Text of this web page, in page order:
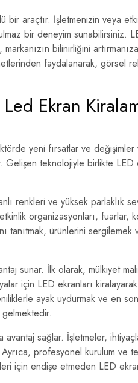
araçtır. İşletmenizin veya
bir deneyim sunabilirsiniz.
bilinirliğini
faydalanarak, görsel
Ekran
yeni fırsatlar ve değişimler
Gelişen teknolojiyle birlikte
renkleri ve yüksek parlaklık
organizasyonları, fuarlar,
tanıtmak, ürünlerini
sunar. İlk olarak, mülkiyet
için LED ekranları
ayak uydurmak ve en
avantaj sağlar. İşletmeler,
profesyonel kurulum ve
için endişe etmeden LED